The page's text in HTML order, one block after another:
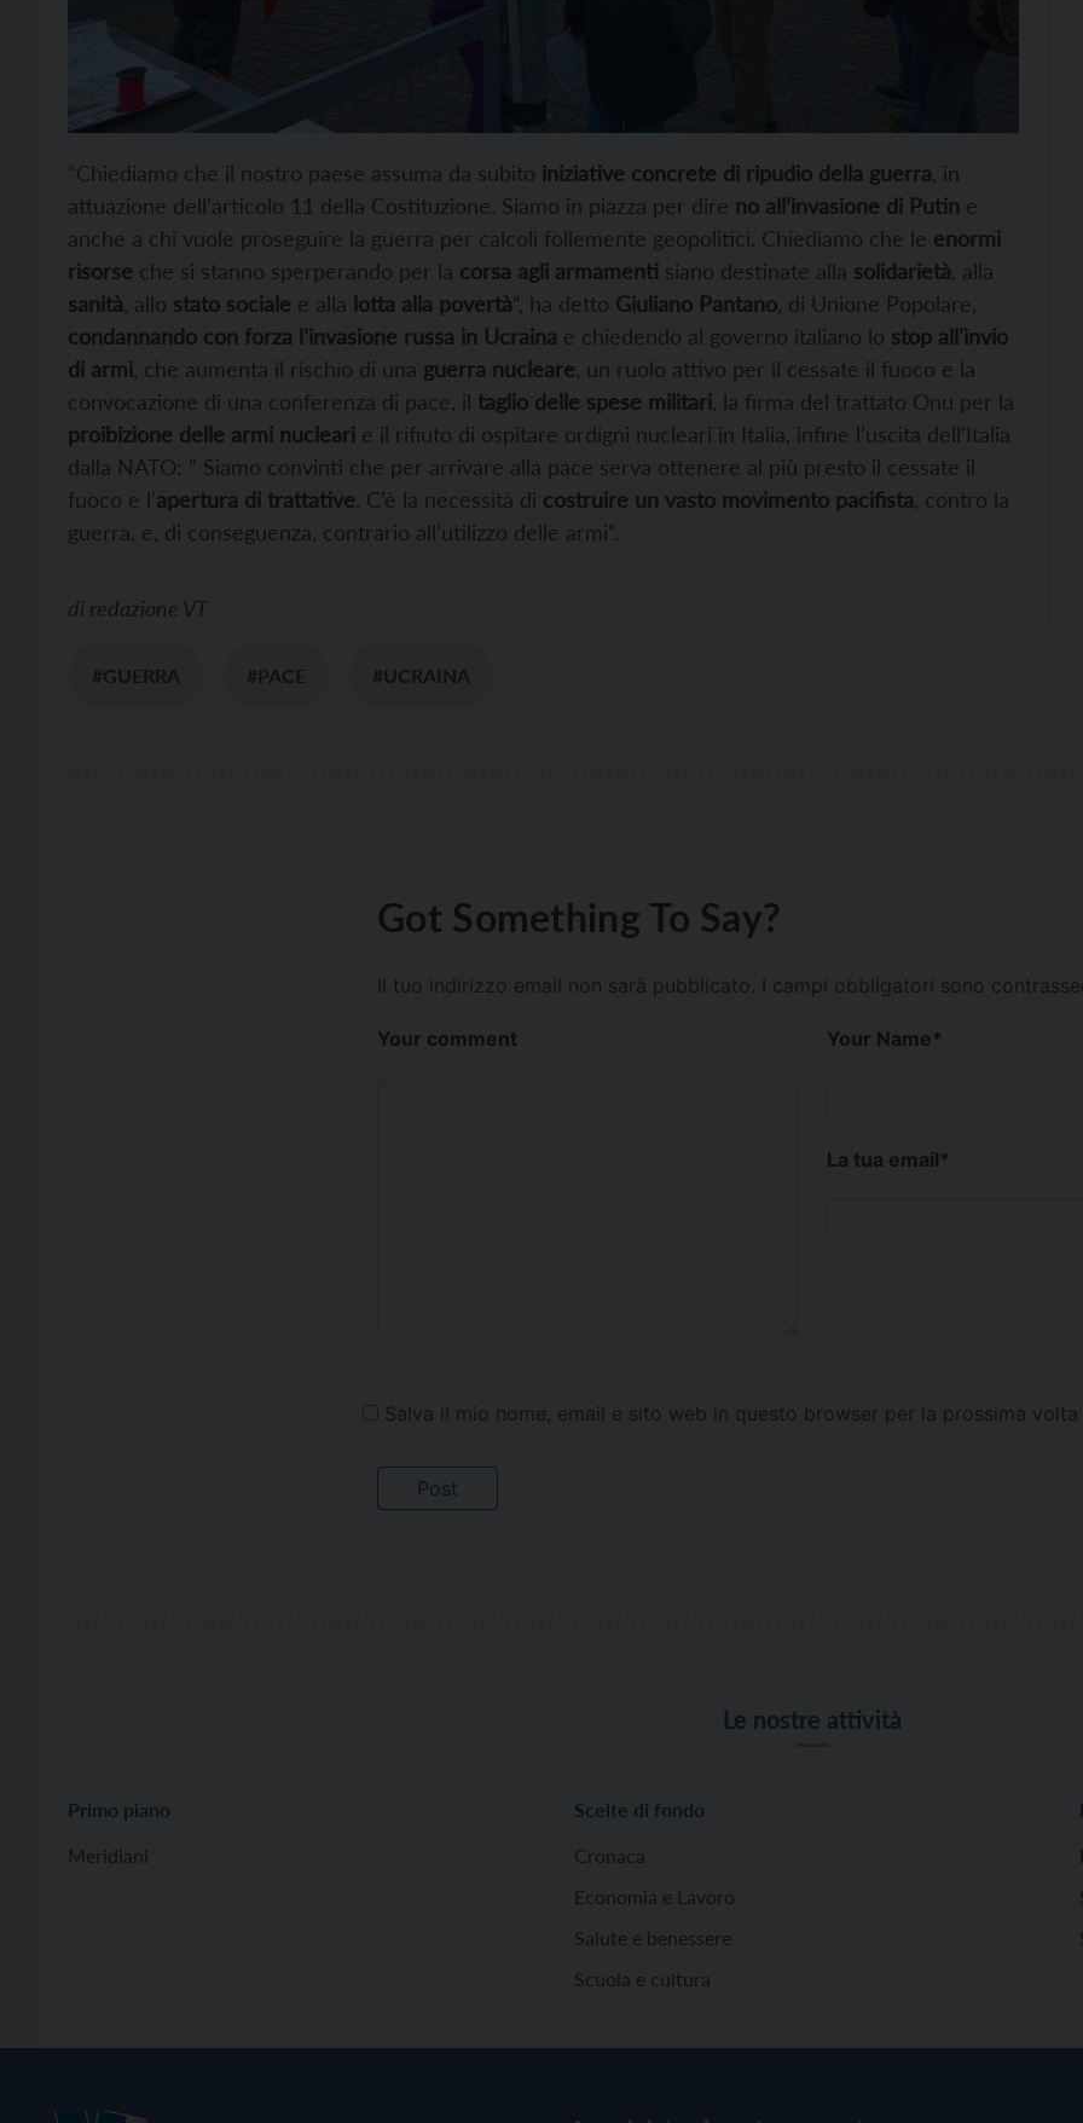
“Chiediamo che il nostro paese assuma da subito iniziative concrete di ripudio della guerra , in
attuazione dell’articolo 11 della Costituzione. Siamo in piazza per dire no all’invasione di Putin e
anche a chi vuole proseguire la guerra per calcoli follemente geopolitici. Chiediamo che le enormi
risorse che si stanno sperperando per la corsa agli armamenti siano destinate alla solidarietà , alla
sanità , allo stato sociale e alla lotta alla povertà“, ha detto Giuliano Pantano , di Unione Popolare,
condannando con forza l’invasione russa in Ucraina e chiedendo al governo italiano lo stop all’invio
di armi , che aumenta il rischio di una guerra nucleare , un ruolo attivo per il cessate il fuoco e la
convocazione di una conferenza di pace, il taglio delle spese militari , la firma del trattato Onu per la
proibizione delle armi nucleari e il rifiuto di ospitare ordigni nucleari in Italia, infine l’uscita dell’Italia
dalla NATO: ” Siamo convinti che per arrivare alla pace serva ottenere al più presto il cessate il
fuoco e l’apertura di trattative. C’è la necessità di costruire un vasto movimento pacifista , contro la
guerra, e, di conseguenza, contrario all’utilizzo delle armi”.
di redazione VT
#GUERRA #PACE #UCRAINA
Got Something To Say?
Il tuo indirizzo email non sarà pubblicato. I campi obbligatori sono
Your comment Your Name*
La tua email*
Salva il mio nome, email e sito web in questo browser per la prossima volta
Le nostre attività
Primo piano
Meridiani
Scelte di fondo
Cronaca
Economia e Lavoro
Salute e benessere
Scuola e cultura